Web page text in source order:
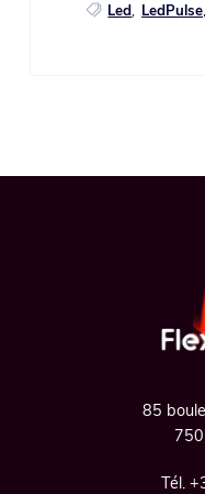
Led, LedPulse,
85
Tél.